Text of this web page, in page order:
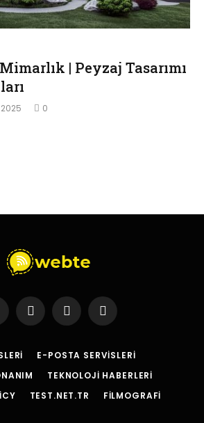
| Peyzaj Tasarımı
0
X
(Twitter)
InstagramYouTube
E-POSTA SERVISLERI
TEKNOLOJI HABERLERI
TEST.NET.TR FILMOGRAFI